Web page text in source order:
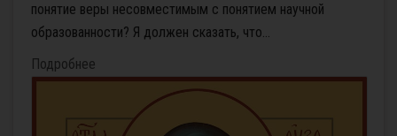
понятие веры несовместимым с понятием научной
образованности? Я должен сказать, что...
Подробнее